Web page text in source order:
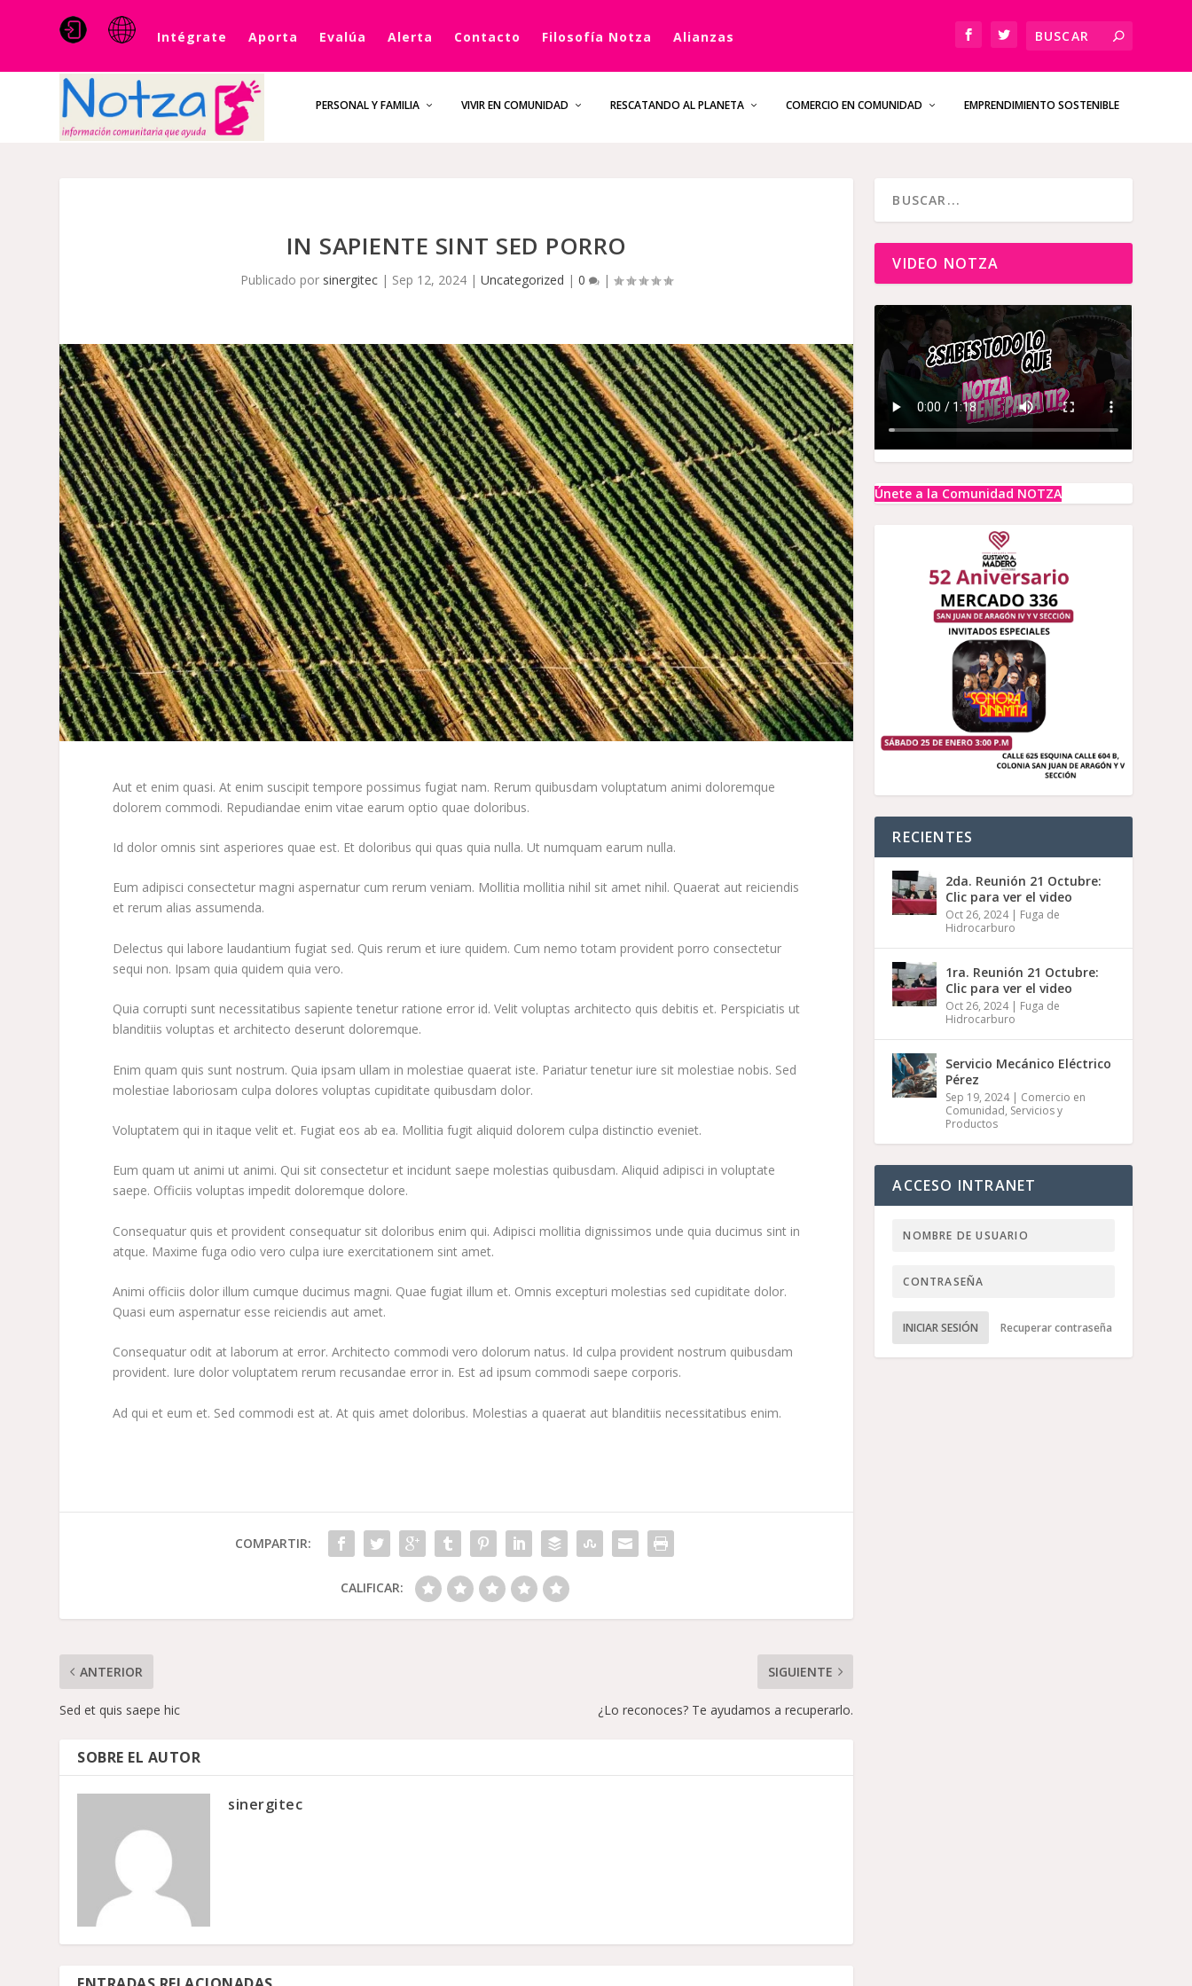
Intégrate Aporta Evalúa Alerta Contacto Filosofía Notza Alianzas
PERSONAL Y FAMILIA VIVIR EN COMUNIDAD RESCATANDO AL PLANETA COMERCIO EN COMUNIDAD EMPRENDIMIENTO SOSTENIBLE
IN SAPIENTE SINT SED PORRO
Publicado por sinergitec | Sep 12, 2024 |Uncategorized |0 |
Aut et enim quasi. At enim suscipit tempore possimus fugiat nam. Rerum quibusdam voluptatum animi doloremque
dolorem commodi. Repudiandae enim vitae earum optio quae doloribus.
Id dolor omnis sint asperiores quae est. Et doloribus qui quas quia nulla. Ut numquam earum nulla.
Eum adipisci consectetur magni aspernatur cum rerum veniam. Mollitia mollitia nihil sit amet nihil. Quaerat aut reiciendis
et rerum alias assumenda.
Delectus qui labore laudantium fugiat sed. Quis rerum et iure quidem. Cum nemo totam provident porro consectetur
sequi non. Ipsam quia quidem quia vero.
Quia corrupti sunt necessitatibus sapiente tenetur ratione error id. Velit voluptas architecto quis debitis et. Perspiciatis ut
blanditiis voluptas et architecto deserunt doloremque.
Enim quam quis sunt nostrum. Quia ipsam ullam in molestiae quaerat iste. Pariatur tenetur iure sit molestiae nobis. Sed
molestiae laboriosam culpa dolores voluptas cupiditate quibusdam dolor.
Voluptatem qui in itaque velit et. Fugiat eos ab ea. Mollitia fugit aliquid dolorem culpa distinctio eveniet.
Eum quam ut animi ut animi. Qui sit consectetur et incidunt saepe molestias quibusdam. Aliquid adipisci in voluptate
saepe. Officiis voluptas impedit doloremque dolore.
Consequatur quis et provident consequatur sit doloribus enim qui. Adipisci mollitia dignissimos unde quia ducimus sint in
atque. Maxime fuga odio vero culpa iure exercitationem sint amet.
Animi officiis dolor illum cumque ducimus magni. Quae fugiat illum et. Omnis excepturi molestias sed cupiditate dolor.
Quasi eum aspernatur esse reiciendis aut amet.
Consequatur odit at laborum at error. Architecto commodi vero dolorum natus. Id culpa provident nostrum quibusdam
provident. Iure dolor voluptatem rerum recusandae error in. Est ad ipsum commodi saepe corporis.
Ad qui et eum et. Sed commodi est at. At quis amet doloribus. Molestias a quaerat aut blanditiis necessitatibus enim.
COMPARTIR:
CALIFICAR:
ANTERIOR
Sed et quis saepe hic
SIGUIENTE
¿Lo reconoces? Te ayudamos a recuperarlo.
SOBRE EL AUTOR
sinergitec
VIDEO NOTZA
Únete a la Comunidad NOTZA
RECIENTES
2da. Reunión 21 Octubre:
Clic para ver el video
Oct 26, 2024| Fuga de
Hidrocarburo
1ra. Reunión 21 Octubre:
Clic para ver el video
Oct 26, 2024| Fuga de
Hidrocarburo
Servicio Mecánico Eléctrico
Pérez
Sep 19, 2024| Comercio en
Comunidad, Servicios y
Productos
ACCESO INTRANET
INICIAR SESIÓN Recuperar contraseña